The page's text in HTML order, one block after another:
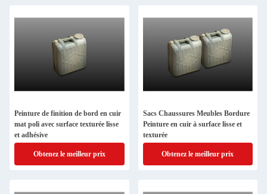
Peinture de finition de bord en cuir
mat poli avec surface texturée lisse
et adhésive
Obtenez le meilleur prix
Sacs Chaussures Meubles Bordure
Peinture en cuir à surface lisse et
texturée
Obtenez le meilleur prix